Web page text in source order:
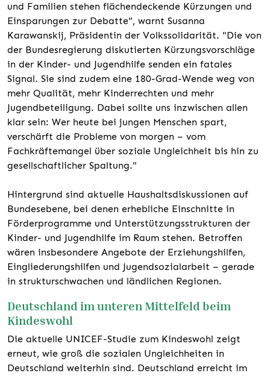
und Familien stehen flächendeckende Kürzungen und
Einsparungen zur Debatte", warnt Susanna
Karawanskij, Präsidentin der Volkssolidarität. "Die von
der Bundesregierung diskutierten Kürzungsvorschläge
in der Kinder- und Jugendhilfe senden ein fatales
Signal. Sie sind zudem eine 180-Grad-Wende weg von
mehr Qualität, mehr Kinderrechten und mehr
Jugendbeteiligung. Dabei sollte uns inzwischen allen
klar sein: Wer heute bei jungen Menschen spart,
verschärft die Probleme von morgen – vom
Fachkräftemangel über soziale Ungleichheit bis hin zu
gesellschaftlicher Spaltung."
Hintergrund sind aktuelle Haushaltsdiskussionen auf
Bundesebene, bei denen erhebliche Einschnitte in
Förderprogramme und Unterstützungsstrukturen der
Kinder- und Jugendhilfe im Raum stehen. Betroffen
wären insbesondere Angebote der Erziehungshilfen,
Eingliederungshilfen und Jugendsozialarbeit – gerade
in strukturschwachen und ländlichen Regionen.
Deutschland im unteren Mittelfeld beim
Kindeswohl
Die aktuelle UNICEF-Studie zum Kindeswohl zeigt
erneut, wie groß die sozialen Ungleichheiten in
Deutschland weiterhin sind. Deutschland erreicht im